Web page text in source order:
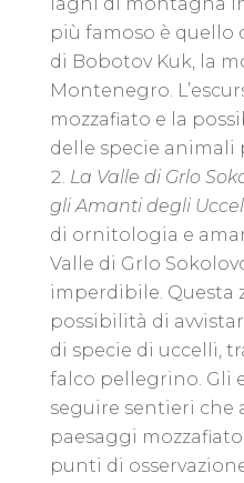
più famoso è quello
di Bobotov Kuk, la
Montenegro.
mozzafiato e la
delle specie animali
La Valle di Grlo
gli Amanti degli
di ornitologia e
Valle di Grlo
imperdibile. Questa
possibilità di
di specie di uccelli,
falco pellegrino. Gli
seguire sentieri che
paesaggi
punti di